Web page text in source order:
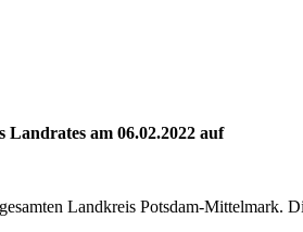
am 06.02.2022 auf
Landkreis Potsdam-Mittelmark.